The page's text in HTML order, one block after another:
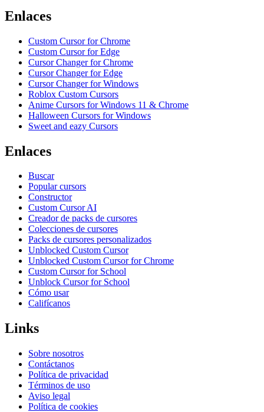
Enlaces
Custom Cursor for Chrome
Custom Cursor for Edge
Cursor Changer for Chrome
Cursor Changer for Edge
Cursor Changer for Windows
Roblox Custom Cursors
Anime Cursors for Windows 11 & Chrome
Halloween Cursors for Windows
Sweet and eazy Cursors
Enlaces
Buscar
Popular cursors
Constructor
Custom Cursor AI
Creador de packs de cursores
Colecciones de cursores
Packs de cursores personalizados
Unblocked Custom Cursor
Unblocked Custom Cursor for Chrome
Custom Cursor for School
Unblock Cursor for School
Cómo usar
Califícanos
Links
Sobre nosotros
Contáctanos
Política de privacidad
Términos de uso
Aviso legal
Política de cookies